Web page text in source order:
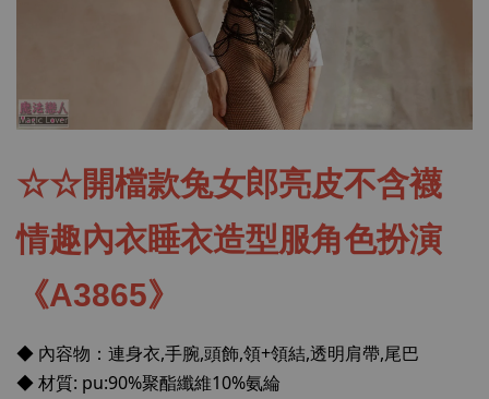
☆☆開檔款兔女郎亮皮不含襪
情趣內衣睡衣造型服角色扮演
《A3865》
◆ 內容物：連身衣,手腕,頭飾,領+領結,透明肩帶,尾巴
◆ 材質: pu:90%聚酯纖維10%氨綸